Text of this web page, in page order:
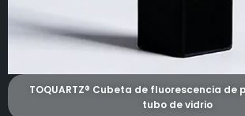
TOQUARTZ® Cubeta de fluorescencia de
tubo de vidrio